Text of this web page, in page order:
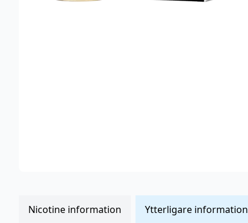
Nicotine information Ytterligare information